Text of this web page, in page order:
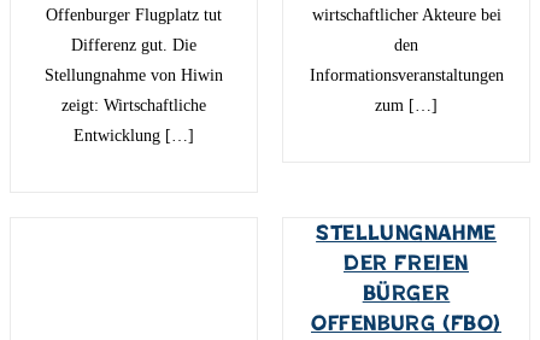
Offenburger Flugplatz tut
Differenz gut. Die
Stellungnahme von Hiwin
zeigt: Wirtschaftliche
Entwicklung […]
wirtschaftlicher Akteure bei
den
Informationsveranstaltungen
zum […]
Stellungnahme
der Freien
Bürger
Offenburg (FBO)